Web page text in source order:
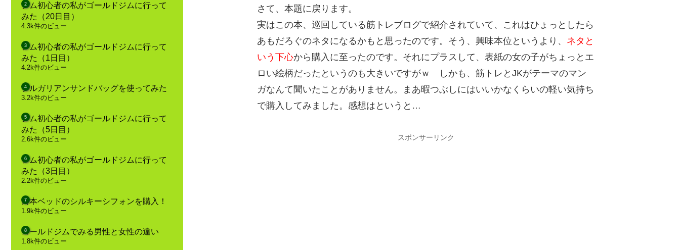
さて、本題に戻ります。
実はこの本、巡回している筋トレブログで紹介されていて、これはひょっとしたら
あもだろぐのネタになるかもと思ったのです。そう、興味本位というより、 ネタと
いう下心から購入に至ったのです。それにプラスして、表紙の女の子がちょっとエ
ロい絵柄だったというのも大きいですがｗ しかも、筋トレとJKがテーマのマン
ガなんて聞いたことがありません。まあ暇つぶしにはいいかなくらいの軽い気持ち
で購入してみました。感想はというと…
スポンサーリンク
ジム初心者の私がゴールドジムに行って
みた（20日目）
4.3k件のビュー
ジム初心者の私がゴールドジムに行って
みた（1日目）
4.2k件のビュー
ブルガリアンサンドバッグを使ってみた
3.2k件のビュー
ジム初心者の私がゴールドジムに行って
みた（5日目）
2.6k件のビュー
ジム初心者の私がゴールドジムに行って
みた（3日目）
2.2k件のビュー
日本ベッドのシルキーシフォンを購入！
1.9k件のビュー
ゴールドジムでみる男性と女性の違い
1.8k件のビュー